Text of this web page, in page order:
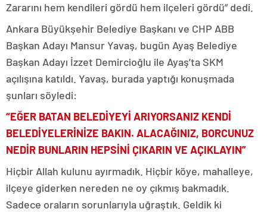
Zararını hem kendileri gördü hem ilçeleri gördü” dedi.
Ankara Büyükşehir Belediye Başkanı ve CHP ABB
Başkan Adayı Mansur Yavaş, bugün Ayaş Belediye
Başkan Adayı İzzet Demircioğlu ile Ayaş’ta SKM
açılışına katıldı. Yavaş, burada yaptığı konuşmada
şunları söyledi:
“EĞER BATAN BELEDİYEYİ ARIYORSANIZ KENDİ
BELEDİYELERİNİZE BAKIN. ALACAĞINIZ, BORCUNUZ
NEDİR BUNLARIN HEPSİNİ ÇIKARIN VE AÇIKLAYIN”
Hiçbir Allah kulunu ayırmadık. Hiçbir köye, mahalleye,
ilçeye giderken nereden ne oy çıkmış bakmadık.
Sadece oraların sorunlarıyla uğraştık. Geldik ki